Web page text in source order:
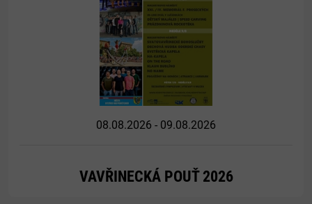
08.08.2026 - 09.08.2026
VAVŘINECKÁ POUŤ 2026